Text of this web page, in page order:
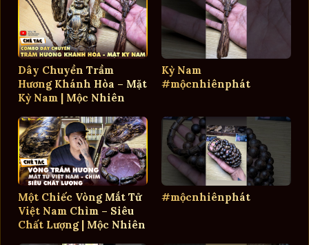
Dây Chuyền Trầm
Hương Khánh Hòa – Mặt
Kỳ Nam | Mộc Nhiên
Kỳ Nam
#mộcnhiênphát
Một Chiếc Vòng Mắt Tử
Việt Nam Chìm – Siêu
Chất Lượng | Mộc Nhiên
#mộcnhiênphát